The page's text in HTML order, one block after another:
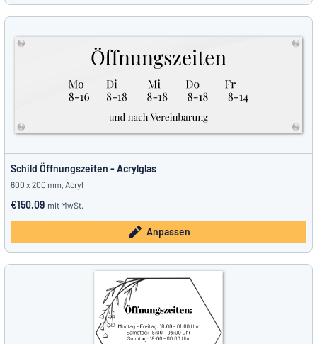
Schild Öffnungszeiten - Acrylglas
600 x 200 mm, Acryl
€150.09 mit MwSt.
Anpassen